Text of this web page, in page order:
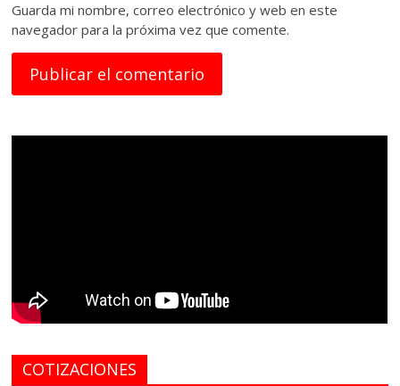
Guarda mi nombre, correo electrónico y web en este
navegador para la próxima vez que comente.
COTIZACIONES